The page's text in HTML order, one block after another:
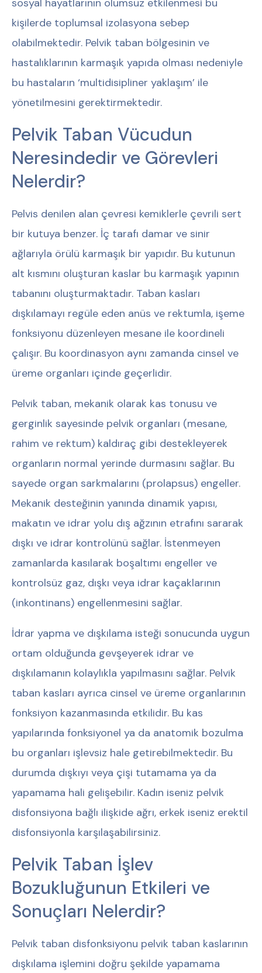
kişilerde toplumsal izolasyona sebep
olabilmektedir. Pelvik taban bölgesinin ve
hastalıklarının karmaşık yapıda olması nedeniyle
bu hastaların ‘multidisipliner yaklaşım’ ile
yönetilmesini gerektirmektedir.
Pelvik Taban Vücudun
Neresindedir ve Görevleri
Nelerdir?
Pelvis denilen alan çevresi kemiklerle çevrili sert
bir kutuya benzer. İç tarafı damar ve sinir
ağlarıyla örülü karmaşık bir yapıdır. Bu kutunun
alt kısmını oluşturan kaslar bu karmaşık yapının
tabanını oluşturmaktadır. Taban kasları
dışkılamayı regüle eden anüs ve rektumla, işeme
fonksiyonu düzenleyen mesane ile koordineli
çalışır. Bu koordinasyon aynı zamanda cinsel ve
üreme organları içinde geçerlidir.
Pelvik taban, mekanik olarak kas tonusu ve
gerginlik sayesinde pelvik organları (mesane,
rahim ve rektum) kaldıraç gibi destekleyerek
organların normal yerinde durmasını sağlar. Bu
sayede organ sarkmalarını (prolapsus) engeller.
Mekanik desteğinin yanında dinamik yapısı,
makatın ve idrar yolu dış ağzının etrafını sararak
dışkı ve idrar kontrolünü sağlar. İstenmeyen
zamanlarda kasılarak boşaltımı engeller ve
kontrolsüz gaz, dışkı veya idrar kaçaklarının
(inkontinans) engellenmesini sağlar.
İdrar yapma ve dışkılama isteği sonucunda uygun
ortam olduğunda gevşeyerek idrar ve
dışkılamanın kolaylıkla yapılmasını sağlar. Pelvik
taban kasları ayrıca cinsel ve üreme organlarının
fonksiyon kazanmasında etkilidir. Bu kas
yapılarında fonksiyonel ya da anatomik bozulma
bu organları işlevsiz hale getirebilmektedir. Bu
durumda dışkıyı veya çişi tutamama ya da
yapamama hali gelişebilir. Kadın iseniz pelvik
disfonsiyona bağlı ilişkide ağrı, erkek iseniz erektil
disfonsiyonla karşılaşabilirsiniz.
Pelvik Taban İşlev
Bozukluğunun Etkileri ve
Sonuçları Nelerdir?
Pelvik taban disfonksiyonu pelvik taban kaslarının
dışkılama işlemini doğru şekilde yapamama